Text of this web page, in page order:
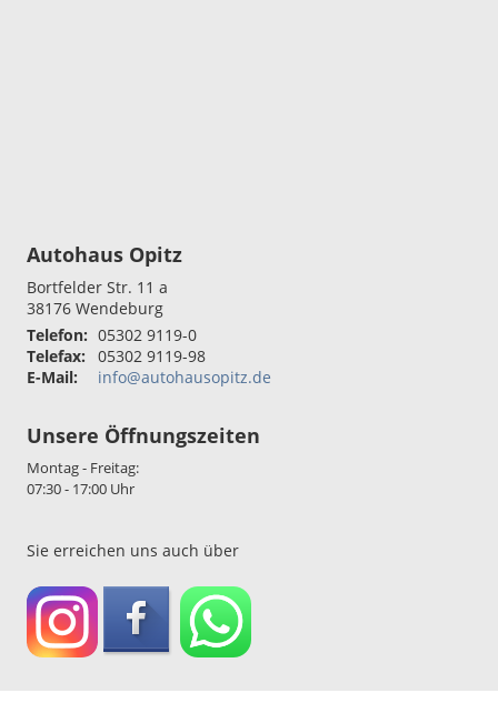
Autohaus Opitz
Bortfelder Str. 11 a
38176 Wendeburg
Telefon: 05302 9119-0
Telefax:
05302 9119-98
E-Mail:
info@autohausopitz.de
Unsere Öffnungszeiten
Montag - Freitag:
07:30 - 17:00 Uhr
Sie erreichen uns auch über